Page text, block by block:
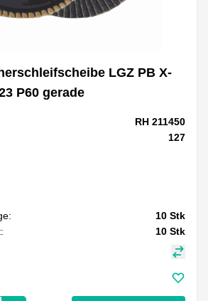
LGZ PB X-
P60 gerade
RH 211450
127
10 Stk
10 Stk